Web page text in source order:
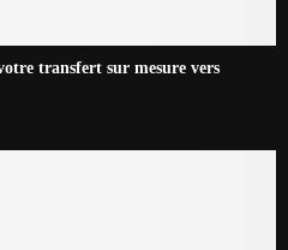
transfert sur mesure vers